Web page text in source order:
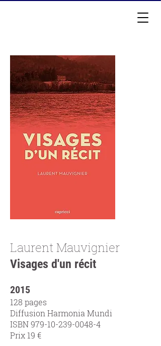
Laurent Mauvignier
Visages d'un récit
2015
128 pages
Diffusion Harmonia Mundi
ISBN979-10-239-0048-4
Prix 19 €